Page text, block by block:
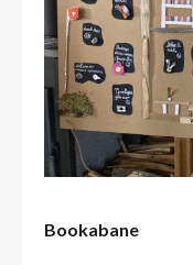
Bookabane